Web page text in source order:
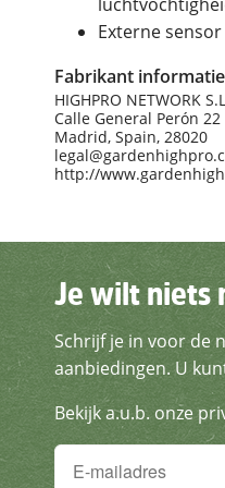
Externe
Fabrikant
HIGHPRO NETWORK
Calle General Perón 22
Madrid, Spain, 28020
http://
Je wilt niets
Schrijf je
Je wilt niets
Schrijf je in voor de
aanbiedingen. U
Bekijk a.u.b. onze
Je wilt niets